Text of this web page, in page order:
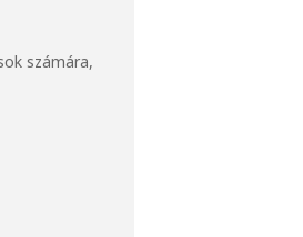
számára,